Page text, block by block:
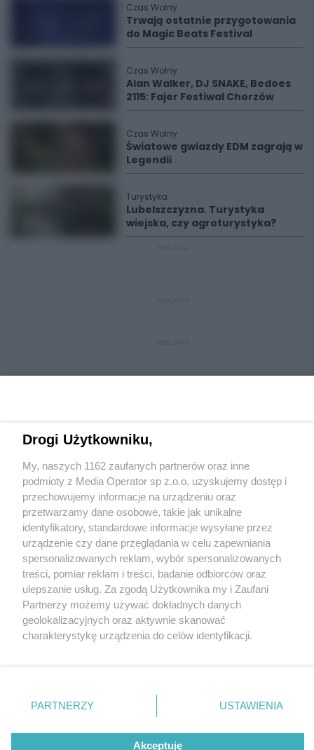
Czas Wolny
Trwają ostatnie przygotowania
do Magic Beats Festival
Czas Wolny
Alan Walker, DJ SNAKE, Bedoes
2115: Fajer Festiwal Chorzów
Czas Wolny
Światowe gwiazdy EDM zagrają w
Legendii
Turystyka
Lubelszczyzna. Turystyka
wiejska, czy agroturystyka?
Wydawca mediówlokalnych
Nie zapomnij
zapoznać się z:
polityką prywatności
Twojemiasto
Piekary Śląskie
Chorzów
Tarnowskie Góry
Gliwice
Skontakuj sięz nami
Kontakt
Redakcja
Newsletter
Drogi Użytkowniku,
My, naszych 1162 zaufanych partnerów oraz inne
podmioty z Media Operator sp z.o.o. uzyskujemy dostęp i
przechowujemy informacje na urządzeniu oraz
przetwarzamy dane osobowe, takie jak unikalne
identyfikatory, standardowe informacje wysyłane przez
urządzenie czy dane przeglądania w celu zapewniania
spersonalizowanych reklam, wybór spersonalizowanych
treści, pomiar reklam i treści, badanie odbiorców oraz
ulepszanie usług. Za zgodą Użytkownika my i Zaufani
Partnerzy możemy używać dokładnych danych
geolokalizacyjnych oraz aktywnie skanować
charakterystykę urządzenia do celów identyfikacji.
zmienić/wycofać klikając przycisk ustawień prywatności
znajdujący się w lewym dolnym rogu strony
rodzaje przetwarzania danych nie wymagają zgody
użytkownika, ale masz prawo sprzeciwić się takiemu
PARTNERZY USTAWIENIA
Akceptuję